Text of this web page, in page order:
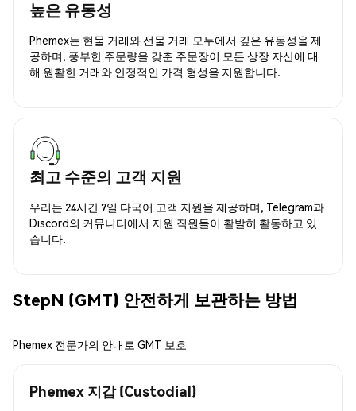
높은 유동성
Phemex는 현물 거래와 선물 거래 모두에서 깊은 유동성을 제
공하며, 풍부한 주문량을 갖춘 주문장이 모든 상장 자산에 대
해 원활한 거래와 안정적인 가격 형성을 지원합니다.
최고 수준의 고객 지원
우리는 24시간 7일 다국어 고객 지원을 제공하며, Telegram과
Discord의 커뮤니티에서 지원 직원들이 활발히 활동하고 있
습니다.
StepN (GMT) 안전하게 보관하는 방법
Phemex 전문가의 안내로 GMT 보호
Phemex 지갑 (Custodial)